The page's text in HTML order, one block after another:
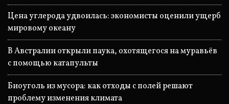
Цена углерода удвоилась: экономисты оценили ущерб
мировому океану
В Австралии открыли паука, охотящегося на муравьёв
с помощью катапульты
Биоуголь из мусора: как отходы с полей решают
проблему изменения климата